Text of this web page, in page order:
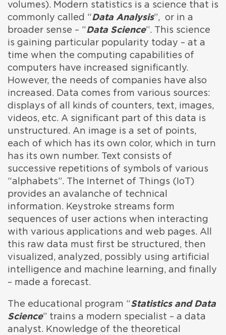
volumes). Modern statistics is a science that is
commonly called “ Data Analysis”, or in a
broader sense – “ Data Science”. This science
is gaining particular popularity today – at a
time when the computing capabilities of
computers have increased significantly.
However, the needs of companies have also
increased. Data comes from various sources:
displays of all kinds of counters, text, images,
videos, etc. A significant part of this data is
unstructured. An image is a set of points,
each of which has its own color, which in turn
has its own number. Text consists of
successive repetitions of symbols of various
“alphabets”. The Internet of Things (IoT)
provides an avalanche of technical
information. Keystroke streams form
sequences of user actions when interacting
with various applications and web pages. All
this raw data must first be structured, then
visualized, analyzed, possibly using artificial
intelligence and machine learning, and finally
– made a forecast.
The educational program “Statistics and Data
Science” trains a modern specialist – a data
analyst. Knowledge of the theoretical